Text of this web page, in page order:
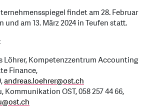
findet am 28. Februar
und am 13. März 2024 in Teufen statt.
Löhrer, Kompetenzzentrum Accounting
Finance,
andreas.loehrer@ost.ch
Kommunikation OST, 058 257 44 66,
@ost.ch